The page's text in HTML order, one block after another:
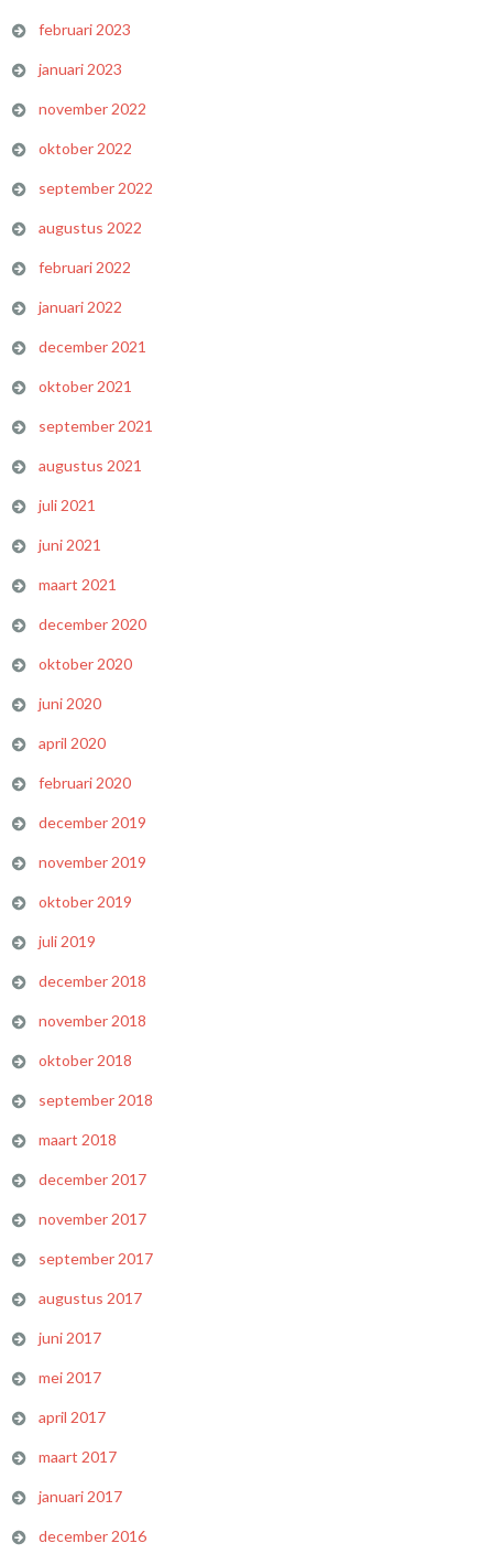
februari 2023
januari 2023
november 2022
oktober 2022
september 2022
augustus 2022
februari 2022
januari 2022
december 2021
oktober 2021
september 2021
augustus 2021
juli 2021
juni 2021
maart 2021
december 2020
oktober 2020
juni 2020
april 2020
februari 2020
december 2019
november 2019
oktober 2019
juli 2019
december 2018
november 2018
oktober 2018
september 2018
maart 2018
december 2017
november 2017
september 2017
augustus 2017
juni 2017
mei 2017
april 2017
maart 2017
januari 2017
december 2016